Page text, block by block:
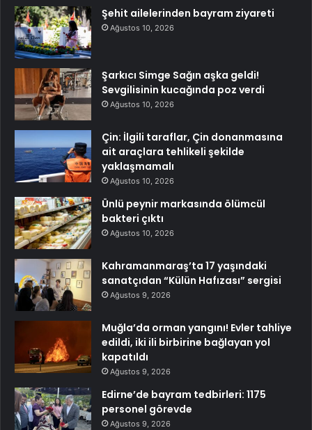
Şehit ailelerinden bayram ziyareti
Ağustos 10, 2026
Şarkıcı Simge Sağın aşka geldi!
Sevgilisinin kucağında poz verdi
Ağustos 10, 2026
Çin: İlgili taraflar, Çin donanmasına
ait araçlara tehlikeli şekilde
yaklaşmamalı
Ağustos 10, 2026
Ünlü peynir markasında ölümcül
bakteri çıktı
Ağustos 10, 2026
Kahramanmaraş’ta 17 yaşındaki
sanatçıdan “Külün Hafızası” sergisi
Ağustos 9, 2026
Muğla’da orman yangını! Evler tahliye
edildi, iki ili birbirine bağlayan yol
kapatıldı
Ağustos 9, 2026
Edirne’de bayram tedbirleri: 1175
personel görevde
Ağustos 9, 2026